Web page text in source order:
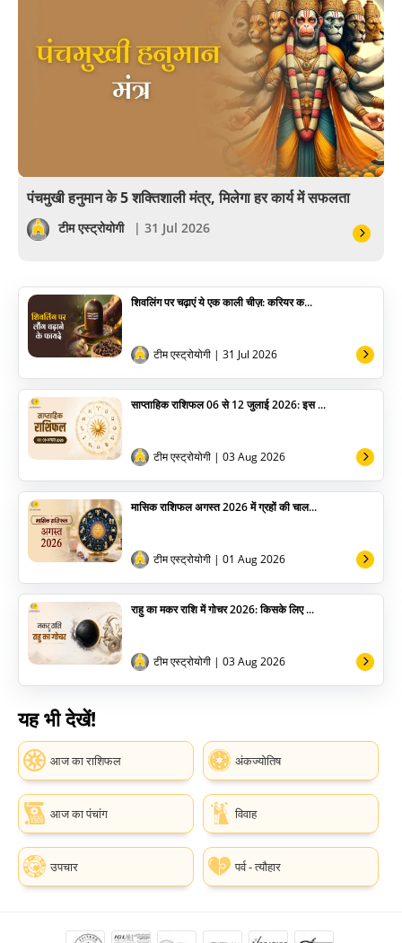
खेल
सेलिब्रिटी
योग
अन्य
पंचमुखी हनुमान के 5 शक्तिशाली मंत्र, मिलेगा हर कार्य में सफलता
टीम एस्ट्रोयोगी | 31 Jul 2026
शिवलिंग पर चढ़ाएं ये एक काली चीज़: करियर क...
टीम एस्ट्रोयोगी | 31 Jul 2026
साप्ताहिक राशिफल 06 से 12 जुलाई 2026: इस ...
टीम एस्ट्रोयोगी | 03 Aug 2026
मासिक राशिफल अगस्त 2026 में ग्रहों की चाल...
टीम एस्ट्रोयोगी | 01 Aug 2026
राहु का मकर राशि में गोचर 2026: किसके लिए ...
टीम एस्ट्रोयोगी | 03 Aug 2026
यह भी देखें!
आज का राशिफल अंकज्योतिष
आज का पंचांग विवाह
उपचार पर्व - त्यौहार